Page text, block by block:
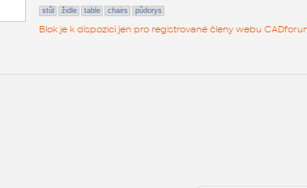
stůl židle table chairs půdorys
Blok je k dispozici jen pro registrované členy webu